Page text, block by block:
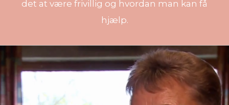
det at være frivillig og hvordan man kan få
hjælp.